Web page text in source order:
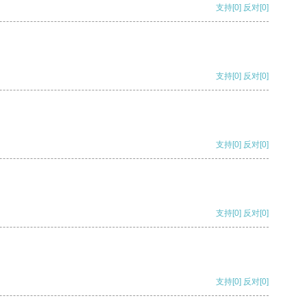
支持[0] 反对[0]
支持[0] 反对[0]
支持[0] 反对[0]
支持[0] 反对[0]
支持[0] 反对[0]